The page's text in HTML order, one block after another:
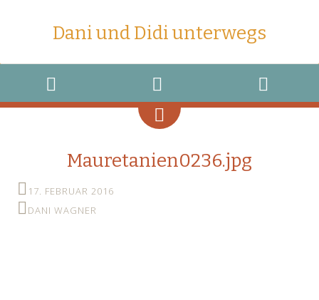
Dani und Didi unterwegs
MENU
WIDGETS
SEARCH
Mauretanien0236.jpg
17. FEBRUAR 2016
DANI WAGNER